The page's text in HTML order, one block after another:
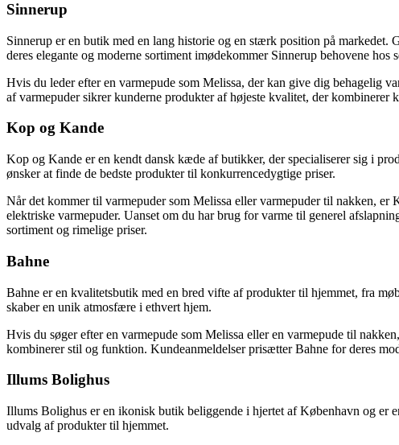
Sinnerup
Sinnerup er en butik med en lang historie og en stærk position på
deres elegante og moderne sortiment imødekommer Sinnerup behovene hos
Hvis du leder efter en varmepude som Melissa, der kan give dig behagelig
af varmepuder sikrer kunderne produkter af højeste kvalitet, der
Kop og Kande
Kop og Kande er en kendt dansk kæde af butikker, der specialiserer sig i
ønsker at finde de bedste produkter til konkurrencedygtige priser.
Når det kommer til varmepuder som Melissa eller varmepuder til nakken,
elektriske varmepuder. Uanset om du har brug for varme til generel
sortiment og rimelige priser.
Bahne
Bahne er en kvalitetsbutik med en bred vifte af produkter til hjemmet, fra
skaber en unik atmosfære i ethvert hjem.
Hvis du søger efter en varmepude som Melissa eller en varmepude til
kombinerer stil og funktion. Kundeanmeldelser prisætter Bahne for deres
Illums Bolighus
Illums Bolighus er en ikonisk butik beliggende i hjertet af København og er
udvalg af produkter til hjemmet.